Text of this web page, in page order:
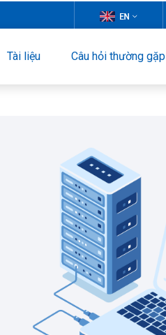
Tài liệu Câu hỏi thường gặp